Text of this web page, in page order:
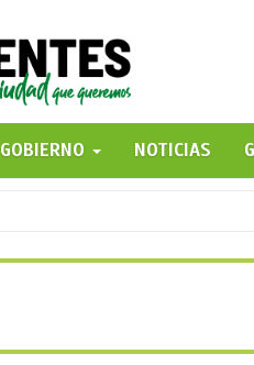
GOBIERNO NOTICIAS